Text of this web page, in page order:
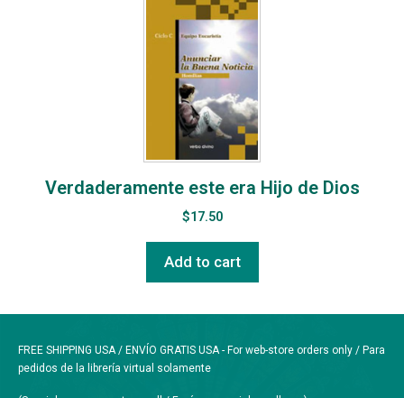
Verdaderamente este era Hijo de Dios
$17.50
Add to cart
FREE SHIPPING USA / ENVÍO GRATIS USA - For web-store orders only / Para
pedidos de la librería virtual solamente